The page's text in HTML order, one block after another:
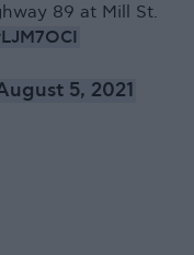
89 at Mill St.
5, 2021